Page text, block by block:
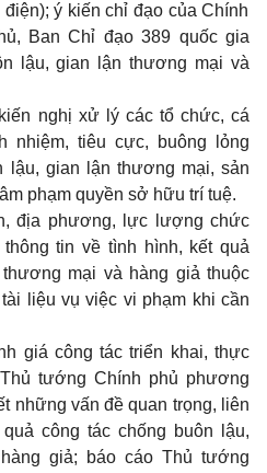
ý kiến chỉ đạo của Chính
Ban Chỉ đạo 389 quốc gia
lậu, gian lận thương mại và
nghị xử lý các tổ chức, cá
nhiệm, tiêu cực, buông lỏng
lậu, gian lận thương mại, sản
phạm quyền sở hữu trí tuệ.
địa phương, lực lượng chức
tin về tình hình, kết quả
mại và hàng giả thuộc
liệu vụ việc vi phạm khi cần
giá công tác triển khai, thực
tướng Chính phủ phương
những vấn đề quan trọng, liên
công tác chống buôn lậu,
giả; báo cáo Thủ tướng